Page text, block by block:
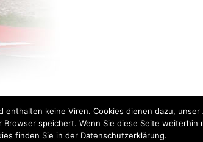
DISCLAIMERkeine Viren. Cookies dienen dazu,
speichert. Wenn Sie diese Seite weiterhin
finden Sie in der Datenschutzerklärung.